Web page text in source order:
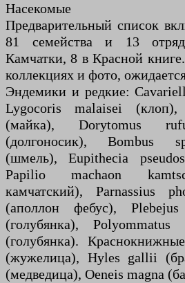
Насекомые
Предварительный список
81 семейства и 13
Камчатки, 8 в Красной
коллекциях и фото,
Эндемики и редкие:
Lygocoris malaisei (клоп),
(майка), Dorytomus
(долгоносик), Bombus
(шмель), Eupithecia
Papilio machaon
камчатский), Parnassius
(аполлон фебус),
(голубянка), Polyommatus
(голубянка).
(жужелица), Hyles gallii
(медведица), Oeneis magna